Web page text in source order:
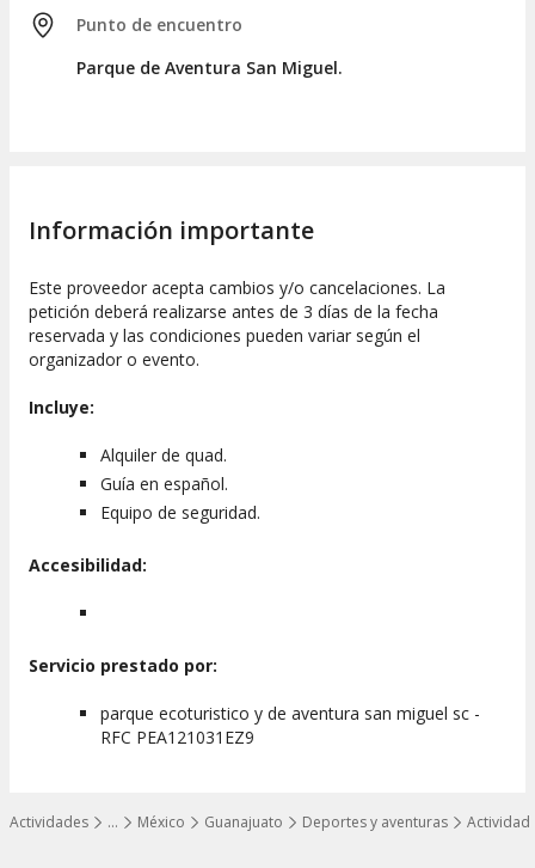
…
Mostrar todos los niveles
Actividades México Guanajuato Deportes y aventuras
Punto de encuentro
Parque de Aventura San Miguel.
Información importante
Este proveedor acepta cambios y/o cancelaciones. La
petición deberá realizarse antes de 3 días de la fecha
reservada y las condiciones pueden variar según el
organizador o evento.
Incluye:
Alquiler de quad.
Guía en español.
Equipo de seguridad.
Accesibilidad:
Servicio prestado por:
parque ecoturistico y de aventura san miguel sc -
RFC PEA121031EZ9